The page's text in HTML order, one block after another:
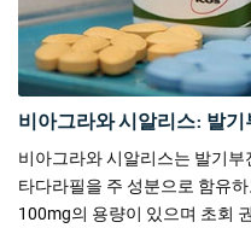
비아그라와 시알리스: 발
비아그라와 시알리스는 발기
타다라필을 주 성분으로 함유
100mg의 용량이 있으며 초회